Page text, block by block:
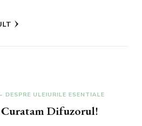
DESPRE ULEIURILE ESENTIALE
Difuzorul!